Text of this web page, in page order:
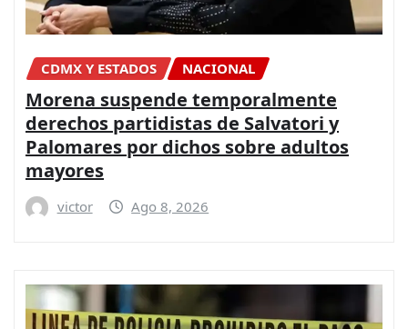
CDMX Y ESTADOS NACIONAL
Morena suspende temporalmente
derechos partidistas de Salvatori y
Palomares por dichos sobre adultos
mayores
victor Ago 8, 2026